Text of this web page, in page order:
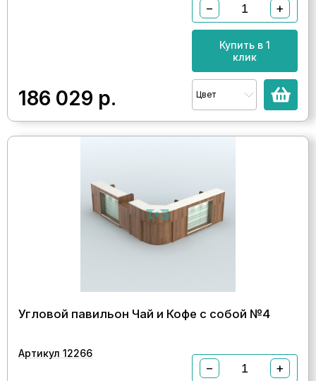
186 029 р.
− +
Купить в 1
клик
Цвет
Угловой павильон Чай и Кофе с собой №4
Артикул 12266
− +